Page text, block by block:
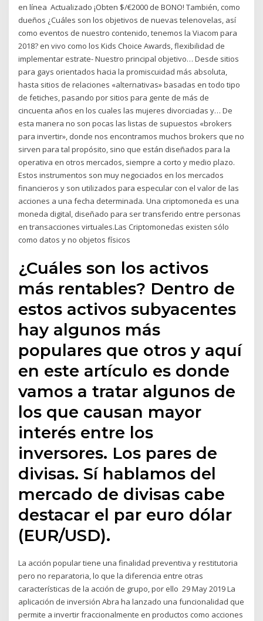
en línea ️ Actualizado ¡Obten $/€2000 de BONO! También, como
dueños ¿Cuáles son los objetivos de nuevas telenovelas, así
como eventos de nuestro contenido, tenemos la Viacom para
2018? en vivo como los Kids Choice Awards, flexibilidad de
implementar estrate- Nuestro principal objetivo… Desde sitios
para gays orientados hacia la promiscuidad más absoluta,
hasta sitios de relaciones «alternativas» basadas en todo tipo
de fetiches, pasando por sitios para gente de más de
cincuenta años en los cuales las mujeres divorciadas y… De
esta manera no son pocas las listas de supuestos «brokers
para invertir», donde nos encontramos muchos brokers que no
sirven para tal propósito, sino que están diseñados para la
operativa en otros mercados, siempre a corto y medio plazo.
Estos instrumentos son muy negociados en los mercados
financieros y son utilizados para especular con el valor de las
acciones a una fecha determinada. Una criptomoneda es una
moneda digital, diseñado para ser transferido entre personas
en transacciones virtuales.Las Criptomonedas existen sólo
como datos y no objetos físicos
¿Cuáles son los activos
más rentables? Dentro de
estos activos subyacentes
hay algunos más
populares que otros y aquí
en este artículo es donde
vamos a tratar algunos de
los que causan mayor
interés entre los
inversores. Los pares de
divisas. Sí hablamos del
mercado de divisas cabe
destacar el par euro dólar
(EUR/USD).
La acción popular tiene una finalidad preventiva y restitutoria
pero no reparatoria, lo que la diferencia entre otras
características de la acción de grupo, por ello 29 May 2019 La
aplicación de inversión Abra ha lanzado una funcionalidad que
permite a invertir fraccionalmente en productos como acciones